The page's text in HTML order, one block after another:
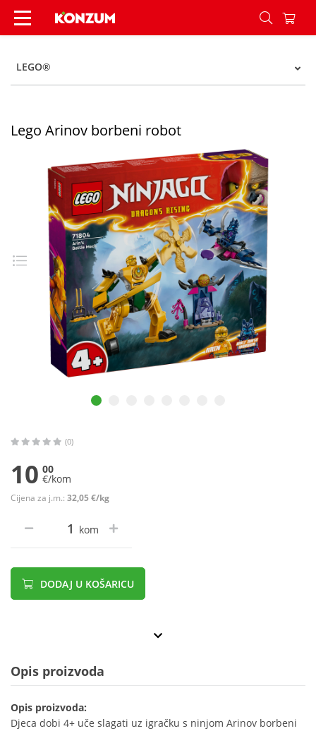
Lego Arinov borbeni robot - Konzum
LEGO®
Lego Arinov borbeni robot
(0)
10 00
€/kom
Cijena za j.m.: 32,05 €/kg
kom
DODAJ U KOŠARICU
Opis proizvoda
Opis proizvoda:
Djeca dobi 4+ uče slagati uz igračku s ninjom Arinov borbeni